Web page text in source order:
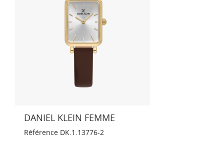
DANIEL KLEIN FEMME
Référence DK.1.13776-2